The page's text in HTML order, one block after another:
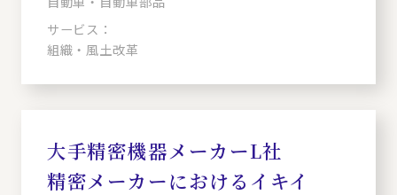
サービス：
組織・風土改革
大手精密機器メーカーL社
精密メーカーにおけるイキイ